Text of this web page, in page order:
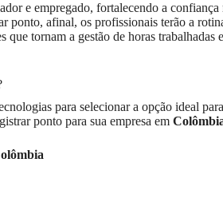
e empregado, fortalecendo a confiança
ponto, afinal, os profissionais terão a
tornam a gestão de horas trabalhadas
para selecionar a opção ideal
ponto para sua empresa em